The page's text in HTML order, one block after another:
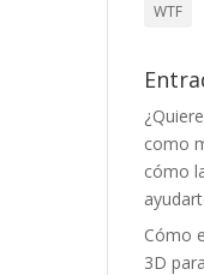
WTF
como
cómo
Cómo
3D